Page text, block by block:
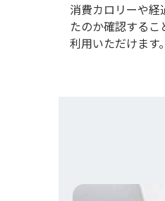
消費カロリーや
たのか確認する
利用いただけます